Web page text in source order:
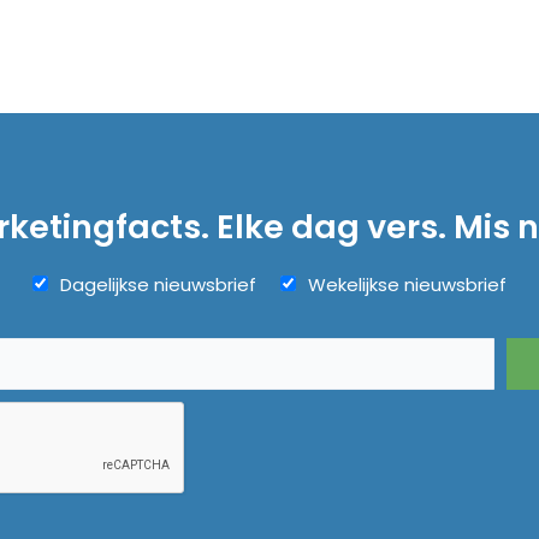
Elke dag vers. Mis
Dagelijkse nieuwsbrief Wekelijkse nieuwsbrief